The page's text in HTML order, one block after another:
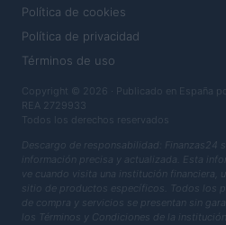
Política de cookies
Política de privacidad
Términos de uso
Copyright © 2026 · Publicado en España
REA 2729933
Todos los derechos reservados
Descargo de responsabilidad: Finanzas24
información precisa y actualizada. Esta
ve cuando visita una institución financiera,
sitio de productos específicos. Todos los
de compra y servicios se presentan sin
los Términos y Condiciones de la